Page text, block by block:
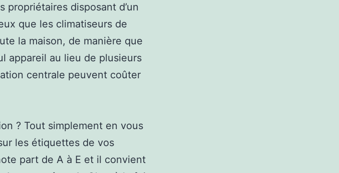
disposant d’un
que les climatiseurs de
la maison, de manière que
appareil au lieu de plusieurs
centrale peuvent coûter
? Tout simplement en vous
les étiquettes de vos
part de A à E et il convient